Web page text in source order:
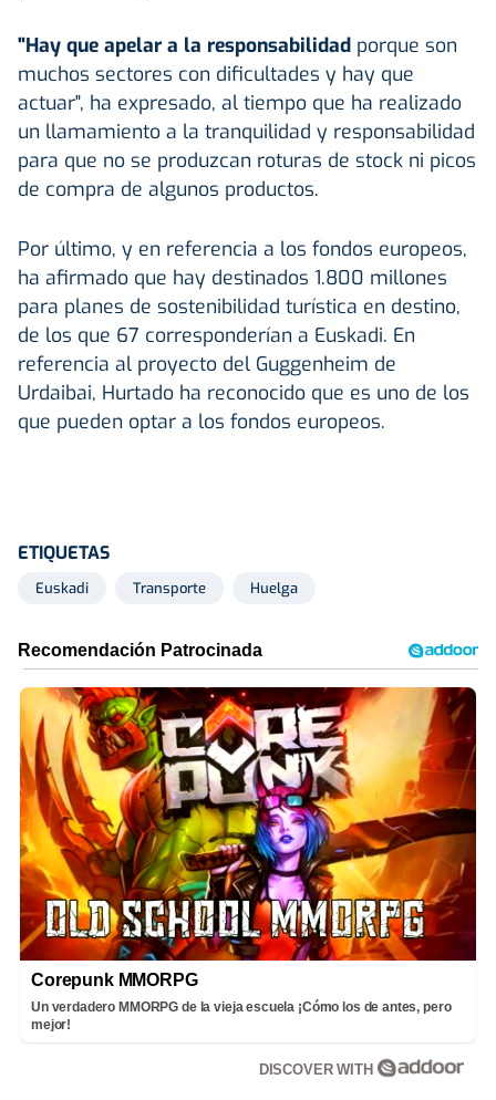
"Hay que apelar a la responsabilidad porque son
muchos sectores con dificultades y hay que
actuar", ha expresado, al tiempo que ha realizado
un llamamiento a la tranquilidad y responsabilidad
para que no se produzcan roturas de stock ni picos
de compra de algunos productos.
Por último, y en referencia a los fondos europeos,
ha afirmado que hay destinados 1.800 millones
para planes de sostenibilidad turística en destino,
de los que 67 corresponderían a Euskadi. En
referencia al proyecto del Guggenheim de
Urdaibai, Hurtado ha reconocido que es uno de los
que pueden optar a los fondos europeos.
ETIQUETAS
Euskadi Transporte Huelga
Corepunk MMORPG
Un verdadero MMORPG de la vieja escuela ¡Cómo los de antes, pero
mejor!
DISCOVER WITH